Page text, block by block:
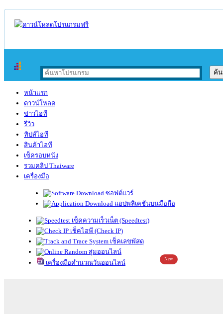
หน้าแรก
ดาวน์โหลด
ข่าวไอที
รีวิว
ทิปส์ไอที
สินค้าไอที
เช็ครอบหนัง
รวมคลิป Thaiware
เครื่องมือ
ซอฟต์แวร์
แอปพลิเคชันบนมือถือ
เช็คความเร็วเน็ต (Speedtest)
เช็คไอพี (Check IP)
เช็คเลขพัสดุ
สุ่มออนไลน์
เครื่องมือคำนวณวันออนไลน์
New